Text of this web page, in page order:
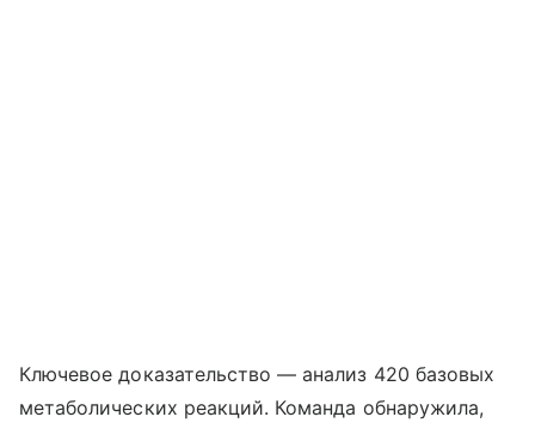
Ключевое доказательство — анализ 420 базовых
метаболических реакций. Команда обнаружила,